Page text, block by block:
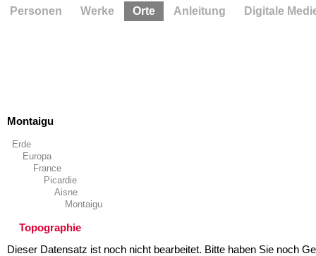
Montaigu
Erde
Europa
France
Picardie
Aisne
Montaigu
Topographie
Dieser Datensatz ist noch nicht bearbeitet. Bitte haben Sie noch
Personen Werke Orte Anleitung Digitale